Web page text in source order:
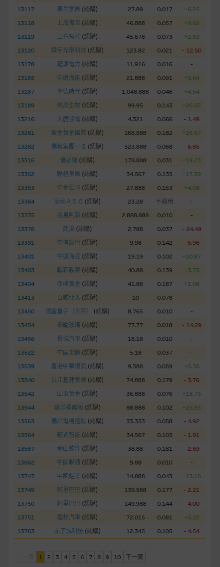
13117
東岳集團 (認購) 27.89 0.017
+6.25
13118
上海復旦 (認購) 46.888 0.057
+9.62
13119
三花智控 (認購) 45.678 0.073
+2.82
13120
舜宇光學科技 (認購) 123.82 0.021
- 12.50
13178
龍源電力 (認購) 11.916 0.016
-
13185
中遠海能 (認購) 21.888 0.091
+9.64
13187
寧德時代 (認購) 1,048.888 0.046
+4.54
13189
榮昌生物 (認購) 99.95 0.143
+26.55
13216
大唐發電 (認購) 4.321 0.066
- 1.49
13281
紫金黃金國際 (認購) 168.888 0.182
+16.67
13282
攜程集團—Ｓ (認購) 523.888 0.068
- 6.85
13316
優必選 (認購) 178.888 0.031
+19.23
13362
聯想集團 (認購) 34.567 0.135
+17.39
13363
中金公司 (認購) 27.888 0.153
+4.08
13364
安碩Ａ５０ (認購) 23.28 不適用
-
13375
兆易創新 (認購) 2,888.888 0.010
-
13376
商湯 (認購) 2.788 0.037
- 24.49
13391
中信銀行 (認購) 9.98 0.142
- 5.96
13401
中遠海控 (認購) 19.19 0.102
+10.87
13403
翰森製藥 (認購) 40.88 0.139
+3.73
13404
赤峰黃金 (認購) 41.88 0.187
+1.08
13413
百威亞太 (認購) 10 0.078
-
13450
國富量子（五百） (認購) 8.765 0.010
-
13454
福耀玻璃 (認購) 77.77 0.018
- 14.29
13456
長城汽車 (認購) 18.18 0.010
-
13522
中國飛鶴 (認購) 5.18 0.037
-
13539
香港中華煤氣 (認購) 9.388 0.059
+5.36
13540
長江基建集團 (認購) 74.888 0.179
- 3.76
13542
山東黃金 (認購) 36.888 0.076
+18.75
13544
建滔積層板 (認購) 88.888 0.102
+25.93
13563
德昌電機控股 (認購) 33.333 0.058
- 4.92
13564
範式智能 (認購) 34.567 0.103
- 1.91
13567
金山軟件 (認購) 38.88 0.181
- 2.69
13662
中國聯通 (認購) 9.88 0.010
-
13747
中國鋁業 (認購) 14.888 0.043
+13.16
13749
阿里巴巴 (認購) 139.988 0.177
- 2.21
13750
阿里巴巴 (認購) 149.988 0.144
- 4.00
13751
理想汽車 (認購) 72.015 0.081
+5.20
13763
赤子城科技 (認購) 12.345 0.105 - 4.54
1 2 3 4 5 6 7 8 9 10
下一頁
整、合時及準確，對任何因任何形式(包括疏忽)由於網站內容的
錯誤、失實、遺漏、或任何人士對網站內容的依賴而導致的損失
或損毀，亦一概不會承擔責任或債務。
本使用條款的所有方面均受香港法例管限。
無法收回部份或全部應收款項。結構性產品價格可升可跌。過往
表現並不反映未來表現。產品的第二市場可能有限而麥格理資本
股份有限公司可能是唯一報價方。閣下應閱讀載于
www.warrants.com.hk 之上市文件以瞭解結構性產品的詳情及
自行評估箇中風險。如有需要，請徵詢獨立之專業意見。牛熊證
損失全部投資；而(ii)R類牛熊證之剩餘價值則可能為零。
網站連結
本網站或載有連接非由麥格理集團管理的網站的連結。此等連結
純為方便閣下取得更多關於市場上相關產品及機構的資訊。麥格
理集團對此等網站的內容及所介紹的產品或服務，均無任何操控
適，不作任何聲明。麥格理集團建議閣下自行向本網站述及或連
接的第三者查詢。此外，載有第三者網站的連結，不應視為該第
三者推介本網站。
本網站雖連接第三者管理的網站，但麥格理集團並非授權網站瀏
權。
經由本網站接觸到的軟件應用
部分可經本網站連結下載的軟件程式屬於第三者的產品。閣下使
用此等屬於第三者的軟件，須自負全責。此等軟件的使用，可能
受軟件持有人訂出的使用條款約束。
在法律容許的所有範圍內，麥格理集團概不承擔經由本網站使用
或下載任何軟件(不論是否屬於第三者)而引起的責任。麥格理集
團並且對此等軟件不作任何聲明，也不提供任何保證，特別是在
法律容許的所有範圍內，概不負責經由本網站使用或下載任何軟
件(不論是否屬於第三者)而出現電腦病毒或任何其他後果所導致
損)。
基本上市文件及補充上市文件
就有關MBL每次發行之認股證及/或牛熊證而言，認股證及/或牛
熊證之條款及條件以及發行商的財務與其他資料已載列於基本上
於本網站。